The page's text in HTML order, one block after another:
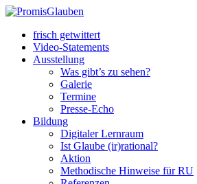
frisch getwittert
Video-Statements
Ausstellung
Was gibt’s zu sehen?
Galerie
Termine
Presse-Echo
Bildung
Digitaler Lernraum
Ist Glaube (ir)rational?
Aktion
Methodische Hinweise für RU